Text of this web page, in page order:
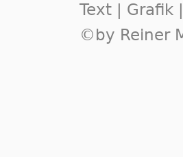
Text | Grafik
©by Reiner